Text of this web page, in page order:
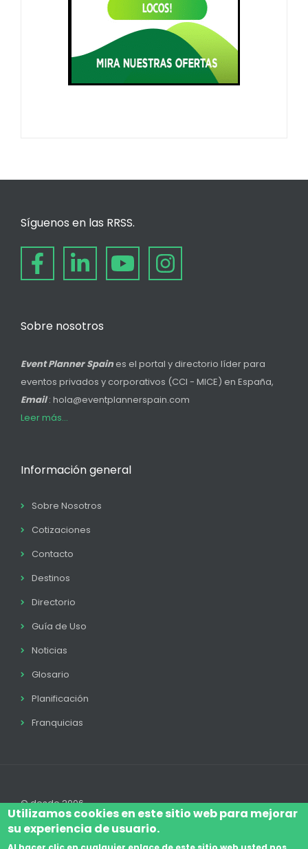
Síguenos en las RRSS.
Sobre nosotros
Event Planner Spain es el portal y directorio líder para
eventos privados y corporativos (CCI - MICE) en España,
Email: hola@eventplannerspain.com
Leer más...
Información general
Sobre Nosotros
Cotizaciones
Contacto
Destinos
Directorio
Guía de Uso
Noticias
Glosario
Planificación
Franquicias
© desde 2006
Utilizamos cookies en este sitio web para mejorar
su experiencia de usuario.